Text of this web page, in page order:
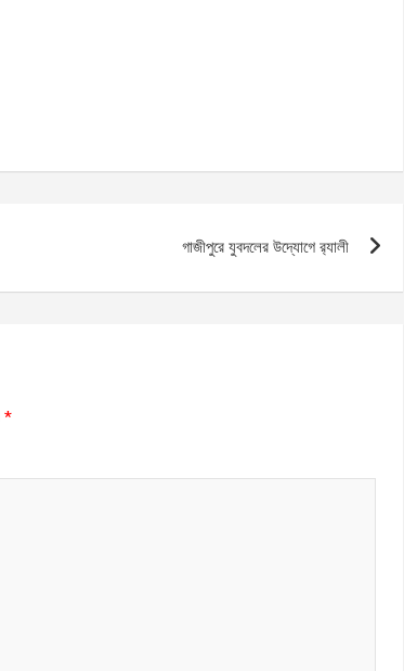
গাজীপুরে যুবদলের উদ্যোগে র‍্যালী
*